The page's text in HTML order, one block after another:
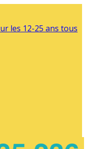
les 12-25 ans tous